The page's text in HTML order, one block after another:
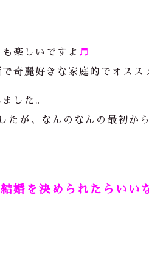
楽しいですよ ♬
奇麗好きな家庭的でオスス
した。
たが、なんのなんの最初か
結婚を決められたらいい